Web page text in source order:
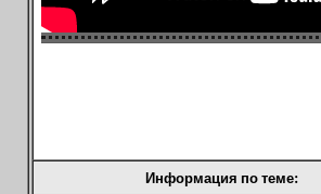
Информация по теме: